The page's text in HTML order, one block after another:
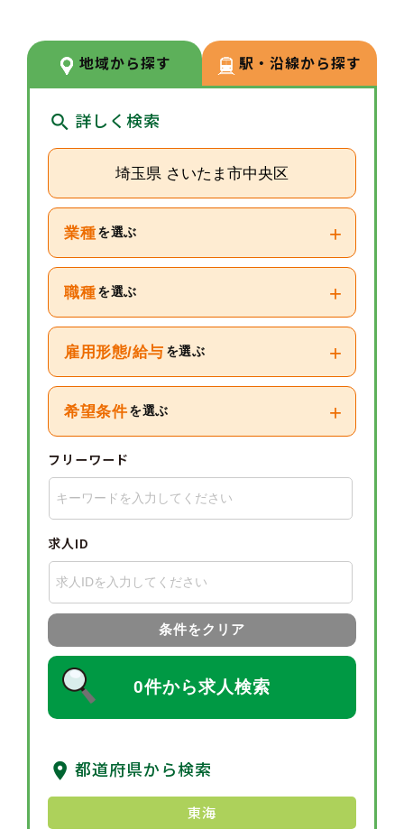
地域から探す 駅・沿線から探す
詳しく検索
埼玉県 さいたま市中央区
業種 を選ぶ +
職種 を選ぶ +
雇用形態/給与 を選ぶ +
希望条件 を選ぶ +
フリーワード
求人ID
条件をクリア
0件から求人検索
都道府県から検索
東海